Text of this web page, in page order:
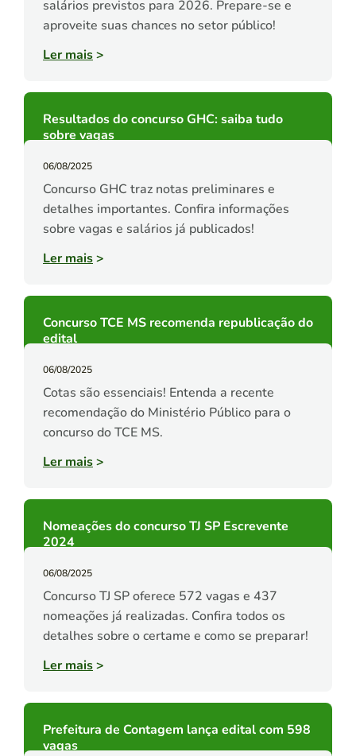
salários previstos para 2026. Prepare-se e
aproveite suas chances no setor público!
Ler mais>
Resultados do concurso GHC: saiba tudo
sobre vagas
06/08/2025
Concurso GHC traz notas preliminares e
detalhes importantes. Confira informações
sobre vagas e salários já publicados!
Ler mais>
Concurso TCE MS recomenda republicação do
edital
06/08/2025
Cotas são essenciais! Entenda a recente
recomendação do Ministério Público para o
concurso do TCE MS.
Ler mais>
Nomeações do concurso TJ SP Escrevente
2024
06/08/2025
Concurso TJ SP oferece 572 vagas e 437
nomeações já realizadas. Confira todos os
detalhes sobre o certame e como se preparar!
Ler mais>
Prefeitura de Contagem lança edital com 598
vagas